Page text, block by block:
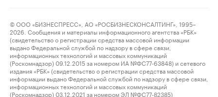
© ООО «БИЗНЕСПРЕСС», АО «РОСБИЗНЕСКОНСАЛТИНГ», 1995–
2026. Сообщения и материалы информационного агентства «РБК»
(свидетельство о регистрации средства массовой информации
выдано Федеральной службой по надзору в сфере связи,
информационных технологий и массовых коммуникаций
(Роскомнадзор) 09.12.2015 за номером ИА №ФС77-63848) и сетевого
издания «РБК» (свидетельство о регистрации средства массовой
информации выдано Федеральной службой по надзору в сфере связи,
информационных технологий и массовых коммуникаций
(Роскомнадзор) 03.12.2021 за номером ЭЛ №ФС77-82385)